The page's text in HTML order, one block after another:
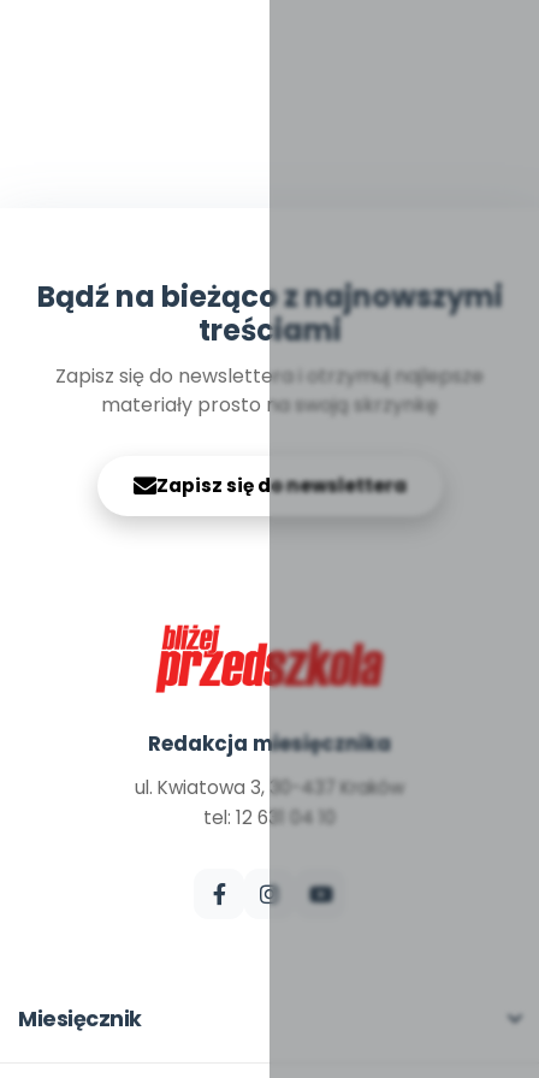
Bądź na bieżąco z najnowszymi
treściami
Zapisz się do newslettera i otrzymuj najlepsze
materiały prosto na swoją skrzynkę
Zapisz się do newslettera
Redakcja miesięcznika
ul. Kwiatowa 3, 30-437 Kraków
tel: 12 631 04 10
Miesięcznik